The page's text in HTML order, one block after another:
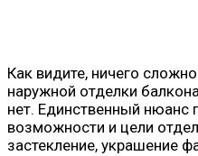
Как видите, ничего
наружной отделки
нет. Единственный
возможности и цели
застекление, украшение